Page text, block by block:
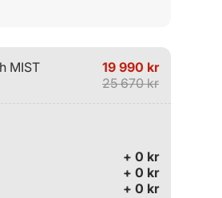
MIST
19 990 kr
25 670 kr
+ 0 kr
+ 0 kr
+ 0 kr